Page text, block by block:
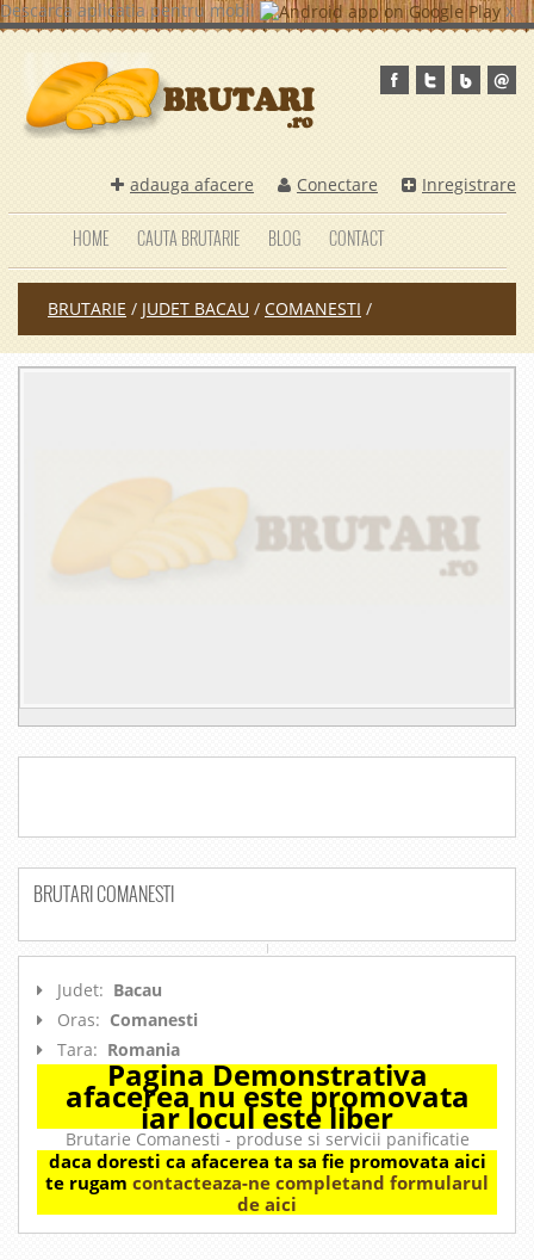
Descarca aplicatia pentru mobil x
adauga afacere Conectare Inregistrare
HOME CAUTA BRUTARIE BLOG CONTACT
BRUTARIE / JUDET BACAU / COMANESTI /
BRUTARI COMANESTI
Judet: Bacau
Oras: Comanesti
Tara: Romania
Pagina Demonstrativa
afacerea nu este promovata
iar locul este liber
Brutarie Comanesti - produse si servicii panificatie
daca doresti ca afacerea ta sa fie promovata aici
te rugam contacteaza-ne completand formularul
de aici